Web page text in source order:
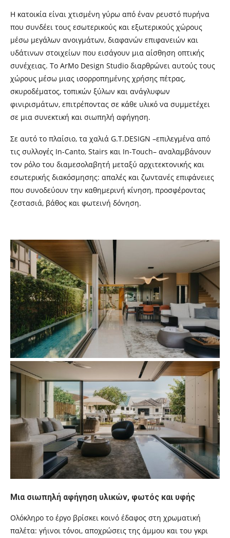
Η κατοικία είναι χτισμένη γύρω από έναν ρευστό πυρήνα
που συνδέει τους εσωτερικούς και εξωτερικούς χώρους
μέσω μεγάλων ανοιγμάτων, διαφανών επιφανειών και
υδάτινων στοιχείων που εισάγουν μια αίσθηση οπτικής
συνέχειας. Το ArMo Design Studio διαρθρώνει αυτούς τους
χώρους μέσω μιας ισορροπημένης χρήσης πέτρας,
σκυροδέματος, τοπικών ξύλων και ανάγλυφων
φινιρισμάτων, επιτρέποντας σε κάθε υλικό να συμμετέχει
σε μια συνεκτική και σιωπηλή αφήγηση.
Σε αυτό το πλαίσιο, τα χαλιά G.T.DESIGN –επιλεγμένα από
τις συλλογές In-Canto, Stairs και In-Touch– αναλαμβάνουν
τον ρόλο του διαμεσολαβητή μεταξύ αρχιτεκτονικής και
εσωτερικής διακόσμησης: απαλές και ζωντανές επιφάνειες
που συνοδεύουν την καθημερινή κίνηση, προσφέροντας
ζεστασιά, βάθος και φωτεινή δόνηση.
Μια σιωπηλή αφήγηση υλικών, φωτός και υφής
Ολόκληρο το έργο βρίσκει κοινό έδαφος στη χρωματική
παλέτα: γήινοι τόνοι, αποχρώσεις της άμμου και του γκρι